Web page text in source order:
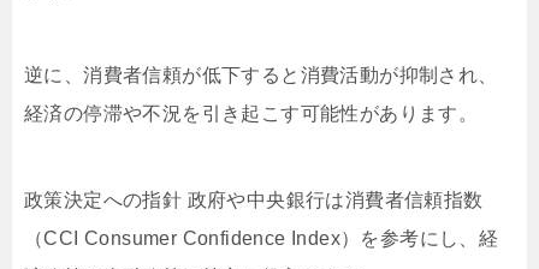
逆に、消費者信頼が低下すると消費活動が抑制され、
経済の停滞や不況を引き起こす可能性があります。
政策決定への指針 政府や中央銀行は消費者信頼指数
（CCI Consumer Confidence Index）を参考にし、経